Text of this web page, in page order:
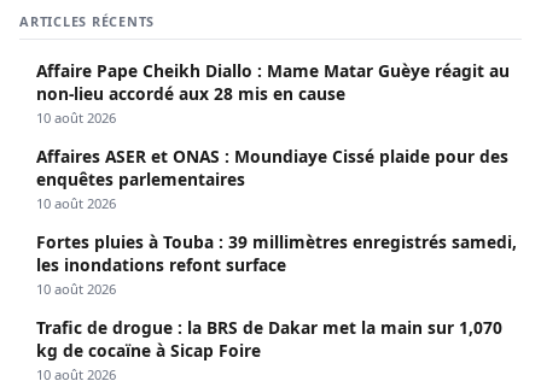
ARTICLES RÉCENTS
Affaire Pape Cheikh Diallo : Mame Matar Guèye réagit au
non-lieu accordé aux 28 mis en cause
10 août 2026
Affaires ASER et ONAS : Moundiaye Cissé plaide pour des
enquêtes parlementaires
10 août 2026
Fortes pluies à Touba : 39 millimètres enregistrés samedi,
les inondations refont surface
10 août 2026
Trafic de drogue : la BRS de Dakar met la main sur 1,070
kg de cocaïne à Sicap Foire
10 août 2026